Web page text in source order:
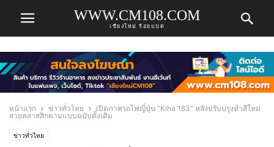
WWW.CM108.COM
เชียงใหม่ ร้อยแปด
หน้าแรก ข่าวทั่วไทย
เปิดภาพรถไฟญี่ปุ่น “Kiha 183” หลังปรับปรุงทำสีใหม่
สวยคลาสสิกตามแบบฉบับดั้งเดิม
ข่าวทั่วไทย